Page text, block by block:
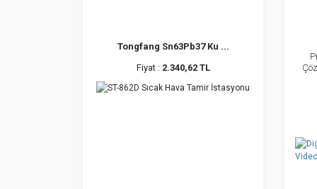
Tongfang Sn63Pb37 Ku ...
Fiyat : 2.340,62 TL